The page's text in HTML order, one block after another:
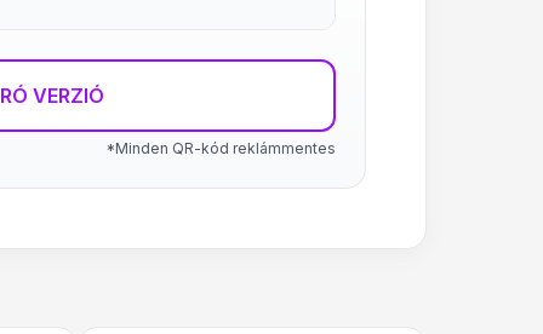
VERZIÓ
*Minden QR-kód reklámmentes